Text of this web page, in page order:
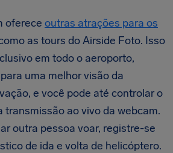
oferece outras atrações para os
as tours do Airside Foto. Isso
em todo o aeroporto,
uma melhor visão da
e você pode até controlar o
transmissão ao vivo da webcam.
outra pessoa voar, registre-se
de ida e volta de helicóptero.